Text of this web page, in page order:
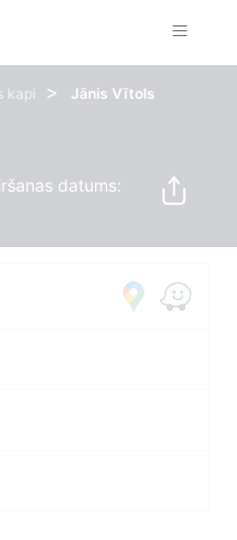
kapi > Jānis Vītols
datums: